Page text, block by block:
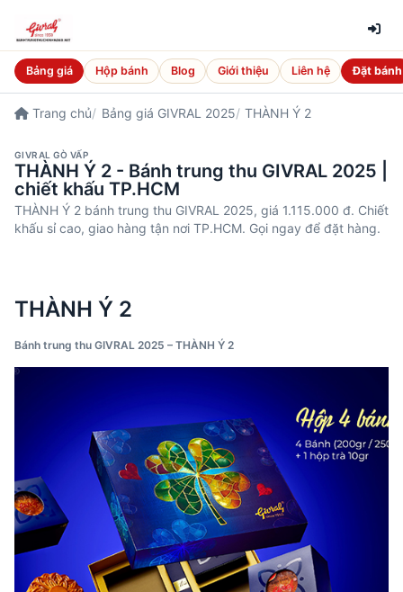
Bảng giá Hộp bánh Blog Giới thiệu Liên hệ Đặt bánh
Trang chủ Bảng giá GIVRAL 2025 THÀNH Ý 2
GIVRAL GÒ VẤP
THÀNH Ý 2 - Bánh trung thu GIVRAL 2025 |
chiết khấu TP.HCM
THÀNH Ý 2 bánh trung thu GIVRAL 2025, giá 1.115.000 đ. Chiết
khấu sỉ cao, giao hàng tận nơi TP.HCM. Gọi ngay để đặt hàng.
THÀNH Ý 2
Bánh trung thu GIVRAL 2025 – THÀNH Ý 2